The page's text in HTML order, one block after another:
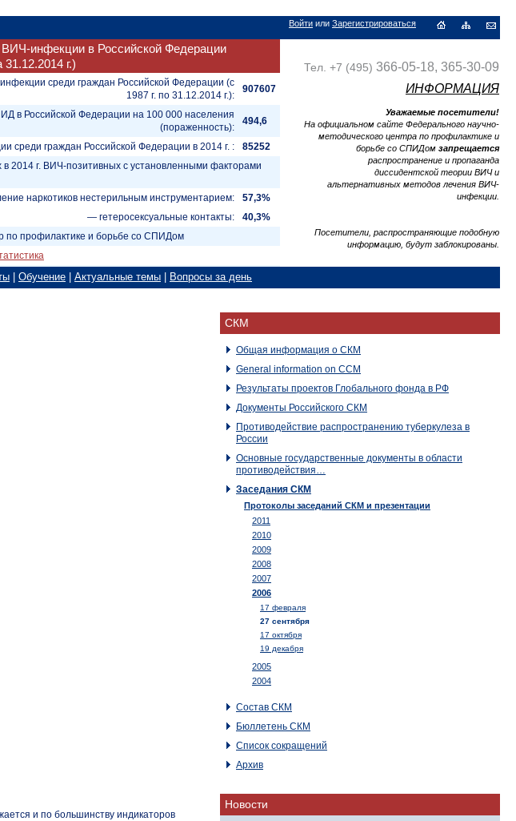
Войти или Зарегистрироваться
инфекции в Российской Федерации
г.)
среди граждан Российской Федерации (с
1987 г. по 31.12.2014 г.):
907607
в Российской Федерации на 100 000 населения
(пораженность):
494,6
среди граждан Российской Федерации в 2014 г. :
85252
г. ВИЧ-позитивных с установленными факторами
наркотиков нестерильным инструментарием:
57,3%
— гетеросексуальные контакты:
40,3%
по профилактике и борьбе со СПИДом
Тел. +7 (495) 366-05-18, 365-30-09
ИНФОРМАЦИЯ
Уважаемые посетители!
На официальном сайте Федерального научно-
методического центра по профилактике и
борьбе со СПИДом запрещается
распространение и пропаганда
диссидентской теории ВИЧ и
альтернативных методов лечения ВИЧ-
инфекции.
Посетители, распространяющие подобную
информацию, будут заблокированы.
Обучение Актуальные темы Вопросы за день
и по большинству индикаторов
СКМ
Общая информация о СКМ
General information on CCM
Результаты проектов Глобального фонда в РФ
Документы Российского CКМ
Противодействие распространению туберкулеза в
России
Основные государственные документы в области
противодействия…
Заседания СКМ
Протоколы заседаний СКМ и презентации
2011
2010
2009
2008
2007
2006
17 февраля
27 сентября
17 октября
19 декабря
2005
2004
Состав СКМ
Бюллетень СКМ
Список сокращений
Архив
Новости